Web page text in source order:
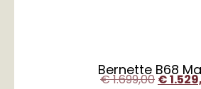
Bernette B68
€1.699,00€